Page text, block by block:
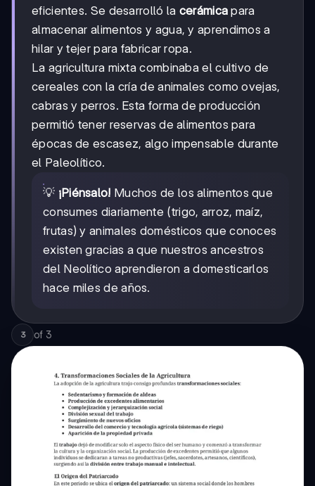
eficientes. Se desarrolló la cerámica para
almacenar alimentos y agua, y aprendimos a
hilar y tejer para fabricar ropa.
La agricultura mixta combinaba el cultivo de
cereales con la cría de animales como ovejas,
cabras y perros. Esta forma de producción
permitió tener reservas de alimentos para
épocas de escasez, algo impensable durante
el Paleolítico.
💡 ¡Piénsalo! Muchos de los alimentos que
consumes diariamente (trigo, arroz, maíz,
frutas) y animales domésticos que conoces
existen gracias a que nuestros ancestros
del Neolítico aprendieron a domesticarlos
hace miles de años.
3 of 3